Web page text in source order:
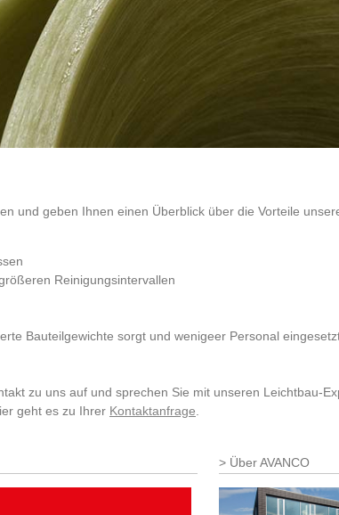
und geben Ihnen einen Überblick über die Vorteile
Reinigungsintervallen
Bauteilgewichte sorgt und wenigeer Personal
zu uns auf und sprechen Sie mit unseren Leichtbau-
geht es zu Ihrer Kontaktanfrage.
Über AVANCO